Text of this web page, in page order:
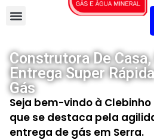
Construtora De
Entrega Super
Gás
Seja bem-vindo à
que se destaca pela
entrega de gás em Serra.